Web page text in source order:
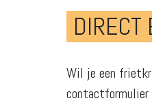
DIRECT
Wil je een